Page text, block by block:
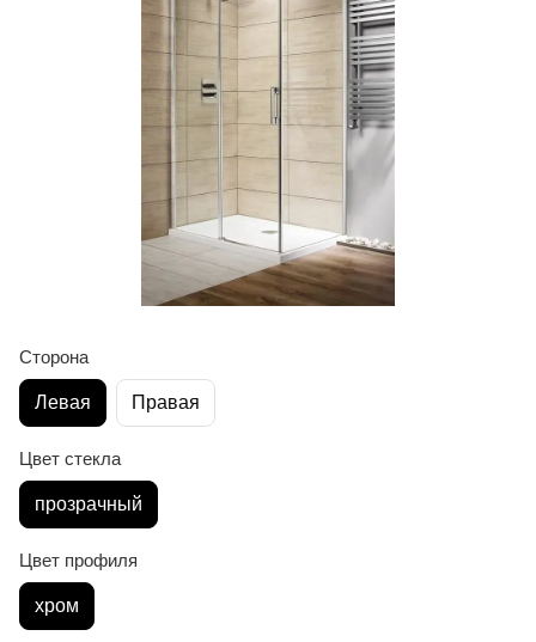
Сторона
Левая Правая
Цвет стекла
прозрачный
Цвет профиля
хром